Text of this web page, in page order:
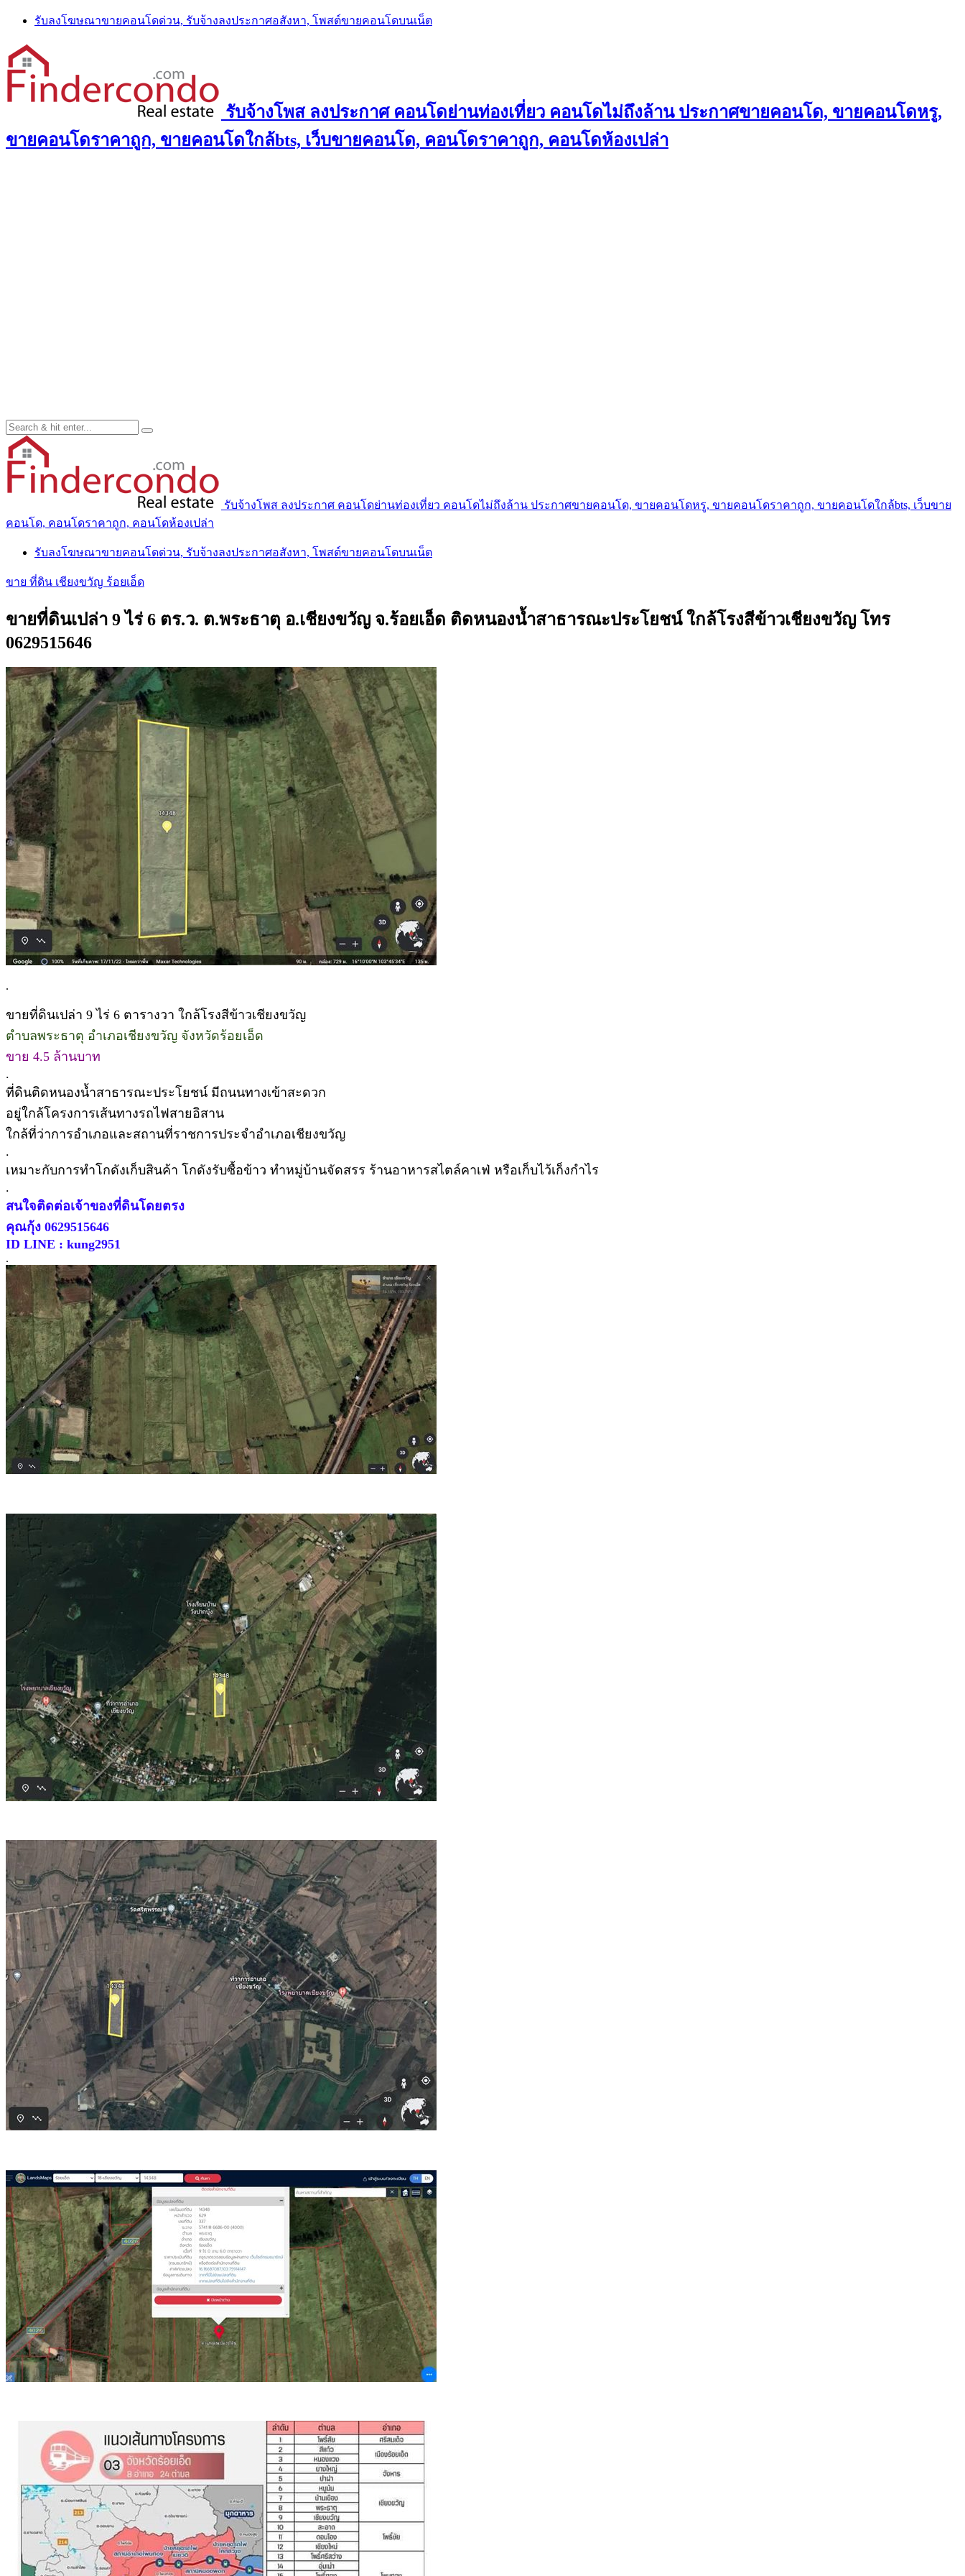
Skip
content
รับลงโฆษณาขายคอนโดด่วน, รับจ้างลงประกาศอสังหา, โพสต์ขายคอนโดบนเน็ต
รับจ้างโพส ลงประกาศ คอนโดย่านท่องเที่ยว คอนโดไม่ถึงล้าน ประกาศขายคอนโด, ขายคอนโดหรู,
ขายคอนโดราคาถูก, ขายคอนโดใกล้bts, เว็บขายคอนโด, คอนโดราคาถูก, คอนโดห้องเปล่า
รับจ้างโพส ลงประกาศ คอนโดย่านท่องเที่ยว คอนโดไม่ถึงล้าน ประกาศขายคอนโด, ขายคอนโดหรู, ขายคอนโดราคาถูก, ขายคอนโดใกล้bts, เว็บขาย
คอนโด, คอนโดราคาถูก, คอนโดห้องเปล่า
รับลงโฆษณาขายคอนโดด่วน, รับจ้างลงประกาศอสังหา, โพสต์ขายคอนโดบนเน็ต
ขาย ที่ดิน เชียงขวัญ ร้อยเอ็ด
ขายที่ดินเปล่า 9 ไร่ 6 ตร.ว. ต.พระธาตุ อ.เชียงขวัญ จ.ร้อยเอ็ด ติดหนองน้ำสาธารณะประโยชน์ ใกล้โรงสีข้าวเชียงขวัญ โทร
0629515646
.
ขายที่ดินเปล่า 9 ไร่ 6 ตารางวา ใกล้โรงสีข้าวเชียงขวัญ
ตำบลพระธาตุ อำเภอเชียงขวัญ จังหวัดร้อยเอ็ด
ขาย 4.5 ล้านบาท
.
ที่ดินติดหนองน้ำสาธารณะประโยชน์ มีถนนทางเข้าสะดวก
อยู่ใกล้โครงการเส้นทางรถไฟสายอิสาน
ใกล้ที่ว่าการอำเภอและสถานที่ราชการประจำอำเภอเชียงขวัญ
.
เหมาะกับการทำโกดังเก็บสินค้า โกดังรับซื้อข้าว ทำหมู่บ้านจัดสรร ร้านอาหารสไตล์คาเฟ่ หรือเก็บไว้เก็งกำไร
.
สนใจติดต่อเจ้าของที่ดินโดยตรง
คุณกุ้ง 0629515646
ID LINE : kung2951
.